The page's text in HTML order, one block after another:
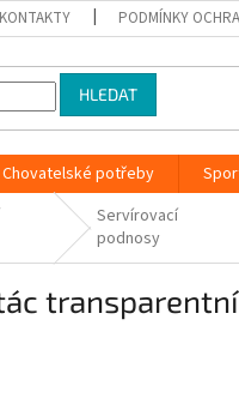
KONTAKTY PODMÍNKY
HLEDAT
Chovatelské potřeby
Servírovací
podnosy